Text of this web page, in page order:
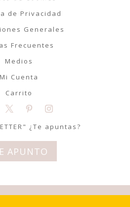
de Privacidad
Generales
Frecuentes
Medios
Mi Cuenta
Carrito
¿Te apuntas?
APUNTO